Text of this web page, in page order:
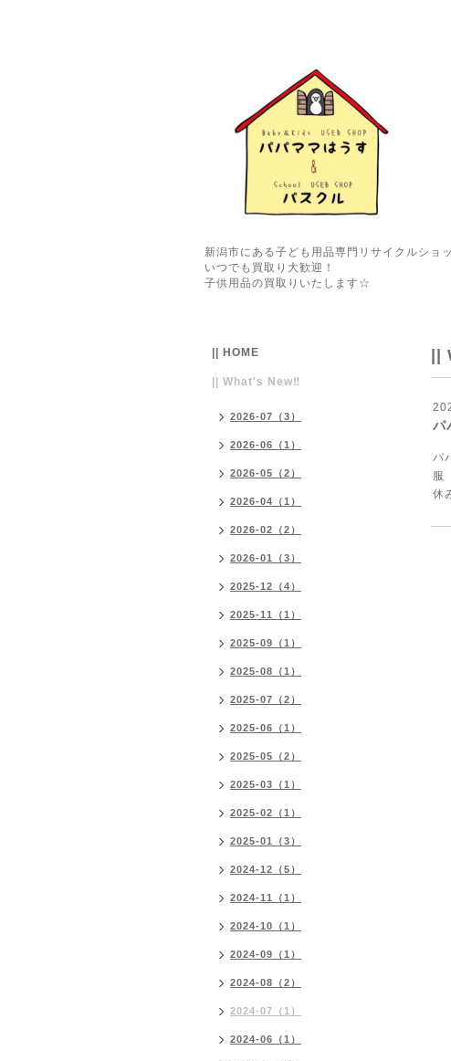
新潟市にある子ども用品専門リサイクルショッ
いつでも買取り大歓迎！
子供用品の買取りいたします☆
パ
パ
服
休
|| HOME
|| What's New‼
2026-07（3）
2026-06（1）
2026-05（2）
2026-04（1）
2026-02（2）
2026-01（3）
2025-12（4）
2025-11（1）
2025-09（1）
2025-08（1）
2025-07（2）
2025-06（1）
2025-05（2）
2025-03（1）
2025-02（1）
2025-01（3）
2024-12（5）
2024-11（1）
2024-10（1）
2024-09（1）
2024-08（2）
2024-07（1）
2024-06（1）